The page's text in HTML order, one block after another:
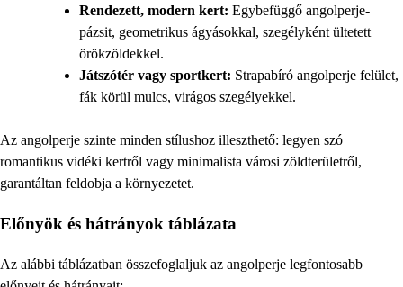
Rendezett, modern kert: Egybefüggő angolperje-
pázsit, geometrikus ágyásokkal, szegélyként ültetett
örökzöldekkel.
Játszótér vagy sportkert: Strapabíró angolperje felület,
fák körül mulcs, virágos szegélyekkel.
Az angolperje szinte minden stílushoz illeszthető: legyen szó
romantikus vidéki kertről vagy minimalista városi zöldterületről,
garantáltan feldobja a környezetet.
Előnyök és hátrányok táblázata
Az alábbi táblázatban összefoglaljuk az angolperje legfontosabb